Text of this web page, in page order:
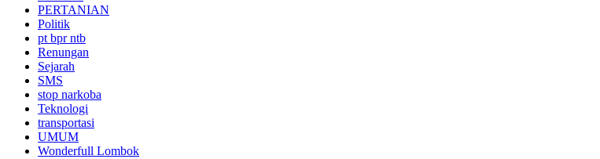
PERTANIAN
Politik
pt bpr ntb
Renungan
Sejarah
SMS
stop narkoba
Teknologi
transportasi
UMUM
Wonderfull Lombok